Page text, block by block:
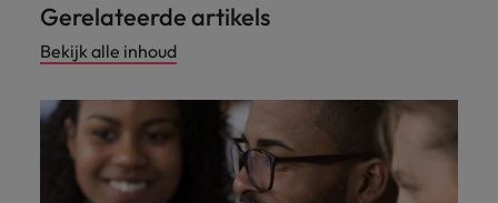
Gerelateerde artikels
Bekijk alle inhoud